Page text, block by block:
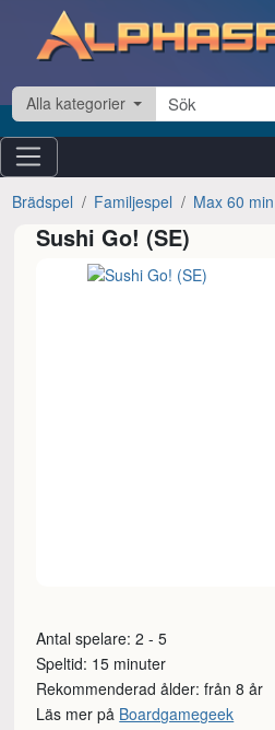
Hoppa till innehåll
Alla kategorier
Brädspel Familjespel Max 60 min
Sushi Go! (SE)
Antal spelare: 2 - 5
Speltid: 15 minuter
Rekommenderad ålder: från 8 år
Läs mer på Boardgamegeek